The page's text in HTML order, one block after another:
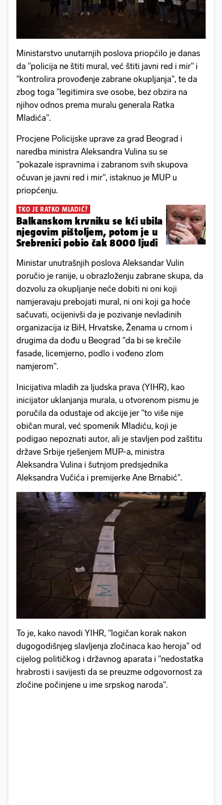
Ministarstvo unutarnjih poslova priopćilo je danas
da "policija ne štiti mural, već štiti javni red i mir" i
"kontrolira provođenje zabrane okupljanja", te da
zbog toga "legitimira sve osobe, bez obzira na
njihov odnos prema muralu generala Ratka
Mladića".
Procjene Policijske uprave za grad Beograd i
naredba ministra Aleksandra Vulina su se
"pokazale ispravnima i zabranom svih skupova
očuvan je javni red i mir", istaknuo je MUP u
priopćenju.
TKO JE RATKO MLADIĆ?
Balkanskom krvniku se kći ubila
njegovim pištoljem, potom je u
Srebrenici pobio čak 8000 ljudi
Ministar unutrašnjih poslova Aleksandar Vulin
poručio je ranije, u obrazloženju zabrane skupa, da
dozvolu za okupljanje neće dobiti ni oni koji
namjeravaju prebojati mural, ni oni koji ga hoće
sačuvati, ocijenivši da je pozivanje nevladinih
organizacija iz BiH, Hrvatske, Ženama u crnom i
drugima da dođu u Beograd "da bi se krečile
fasade, licemjerno, podlo i vođeno zlom
namjerom".
Inicijativa mladih za ljudska prava (YIHR), kao
inicijator uklanjanja murala, u otvorenom pismu je
poručila da odustaje od akcije jer "to više nije
običan mural, već spomenik Mladiću, koji je
podigao nepoznati autor, ali je stavljen pod zaštitu
države Srbije rješenjem MUP-a, ministra
Aleksandra Vulina i šutnjom predsjednika
Aleksandra Vučića i premijerke Ane Brnabić".
To je, kako navodi YIHR, "logičan korak nakon
dugogodišnjeg slavljenja zločinaca kao heroja" od
cijelog političkog i državnog aparata i "nedostatka
hrabrosti i savijesti da se preuzme odgovornost za
zločine počinjene u ime srpskog naroda".